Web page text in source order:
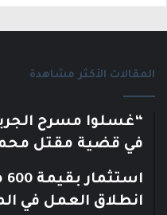
المقالات الأكثر مشاهدة
“غسلوا مسرح
في قضية مقتل
انطلاق العمل في